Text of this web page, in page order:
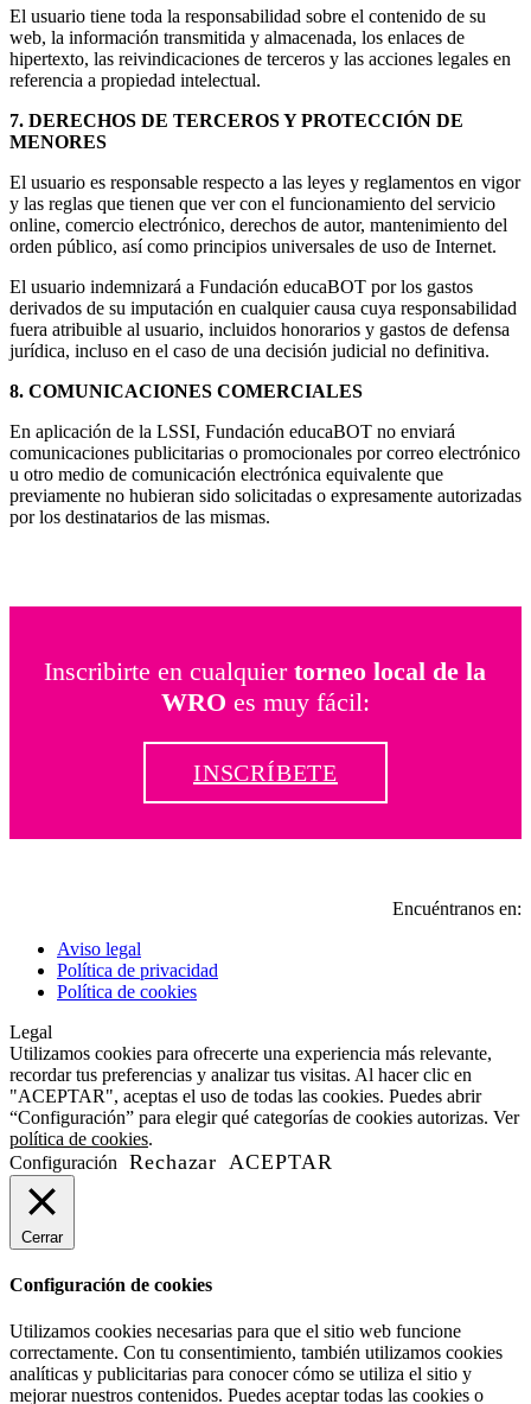
El usuario tiene toda la responsabilidad sobre el contenido de su
web, la información transmitida y almacenada, los enlaces de
hipertexto, las reivindicaciones de terceros y las acciones legales en
referencia a propiedad intelectual.
7. DERECHOS DE TERCEROS Y PROTECCIÓN DE
MENORES
El usuario es responsable respecto a las leyes y reglamentos en vigor
y las reglas que tienen que ver con el funcionamiento del servicio
online, comercio electrónico, derechos de autor, mantenimiento del
orden público, así como principios universales de uso de Internet.
El usuario indemnizará a Fundación educaBOT por los gastos
derivados de su imputación en cualquier causa cuya responsabilidad
fuera atribuible al usuario, incluidos honorarios y gastos de defensa
jurídica, incluso en el caso de una decisión judicial no definitiva.
8. COMUNICACIONES COMERCIALES
En aplicación de la LSSI, Fundación educaBOT no enviará
comunicaciones publicitarias o promocionales por correo electrónico
u otro medio de comunicación electrónica equivalente que
previamente no hubieran sido solicitadas o expresamente autorizadas
por los destinatarios de las mismas.
Inscribirte en cualquiertorneo local de la
WRO es muy fácil:
INSCRÍBETE
Encuéntranos en:
Aviso legal
Política de privacidad
Política de cookies
Legal
Utilizamos cookies para ofrecerte una experiencia más relevante,
recordar tus preferencias y analizar tus visitas. Al hacer clic en
"ACEPTAR", aceptas el uso de todas las cookies. Puedes abrir
“Configuración” para elegir qué categorías de cookies autorizas. Ver
política de cookies.
Configuración
Rechazar ACEPTAR
Cerrar
Configuración de cookies
Utilizamos cookies necesarias para que el sitio web funcione
correctamente. Con tu consentimiento, también utilizamos cookies
analíticas y publicitarias para conocer cómo se utiliza el sitio y
mejorar nuestros contenidos. Puedes aceptar todas las cookies o